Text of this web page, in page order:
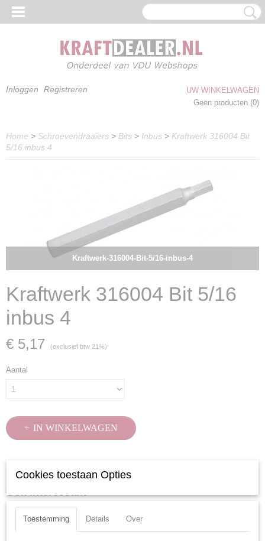
Inloggen Registreren
UW WINKELWAGEN
Geen producten (0)
Home > Schroevendraaiers > Bits > Inbus > Kraftwerk 316004 Bit
5/16 inbus 4
Kraftwerk-316004-Bit-5/16-inbus-4
Kraftwerk 316004 Bit 5/16
inbus 4
€ 5,17 (exclusief btw 21%)
Aantal
IN WINKELWAGEN
316004
EAN code
Ook interessant
Cookies toestaan Opties
Toestemming Details Over